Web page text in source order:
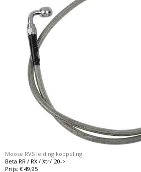
Moose RVS leiding koppeling
Beta RR / RX / Xtr/ '20->
Prijs: € 49,95